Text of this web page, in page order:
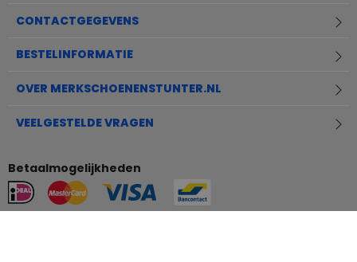
CONTACTGEGEVENS
BESTELINFORMATIE
OVER MERKSCHOENENSTUNTER.NL
VEELGESTELDE VRAGEN
Betaalmogelijkheden